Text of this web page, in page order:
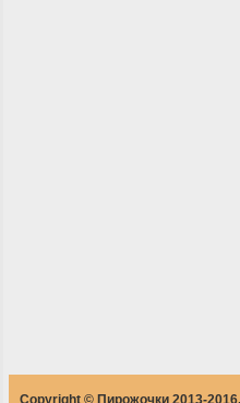
Copyright © Пирожочки 2013-